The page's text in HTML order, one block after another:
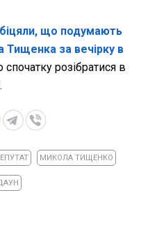
що подумають
Тищенка за вечірку в
спочатку розібратися в
МИКОЛА ТИЩЕНКО